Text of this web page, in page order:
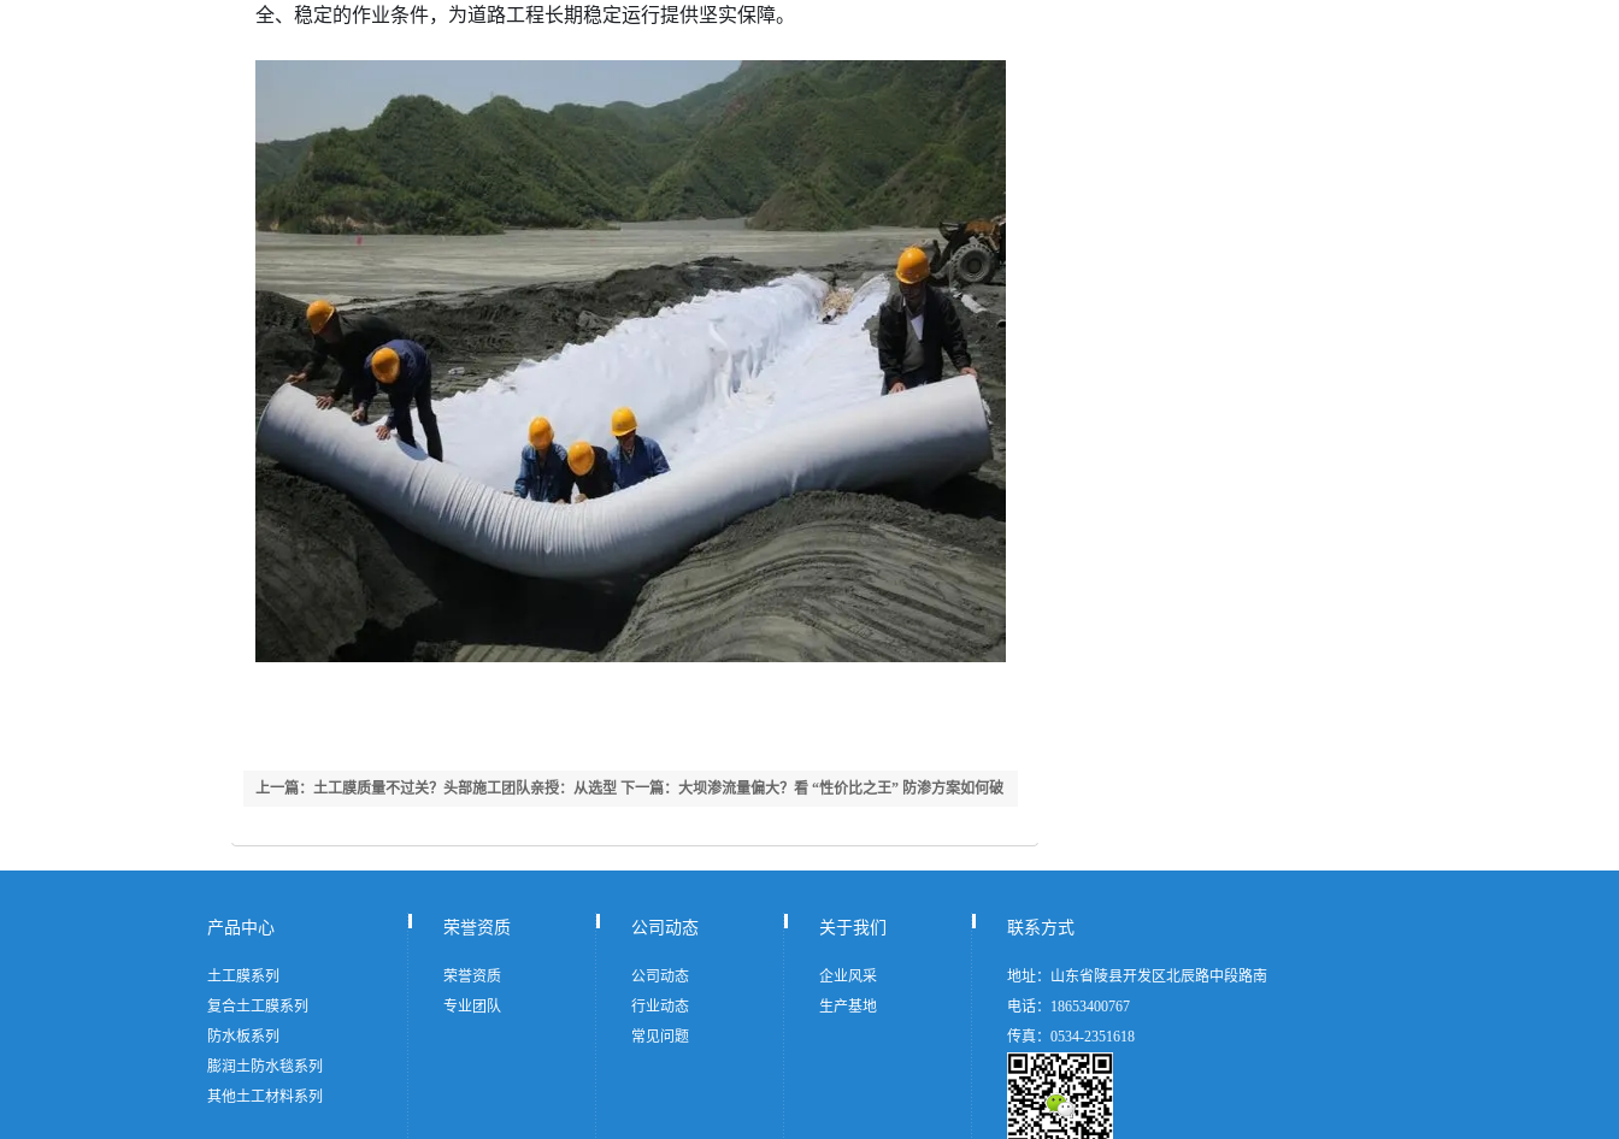
全、稳定的作业条件，为道路工程长期稳定运行提供坚实保障。
下一篇：大坝渗流量偏大？看 “性价比之王” 防渗方案如何破
上一篇：土工膜质量不过关？头部施工团队亲授：从选型
产品中心
土工膜系列
复合土工膜系列
防水板系列
膨润土防水毯系列
其他土工材料系列
荣誉资质
荣誉资质
专业团队
公司动态
公司动态
行业动态
常见问题
关于我们
企业风采
生产基地
联系方式
地址：山东省陵县开发区北辰路中段路南
电话：18653400767
传真：0534-2351618